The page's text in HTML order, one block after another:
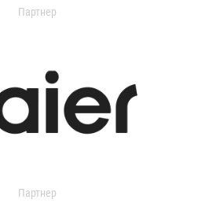
Партнер
Партнер